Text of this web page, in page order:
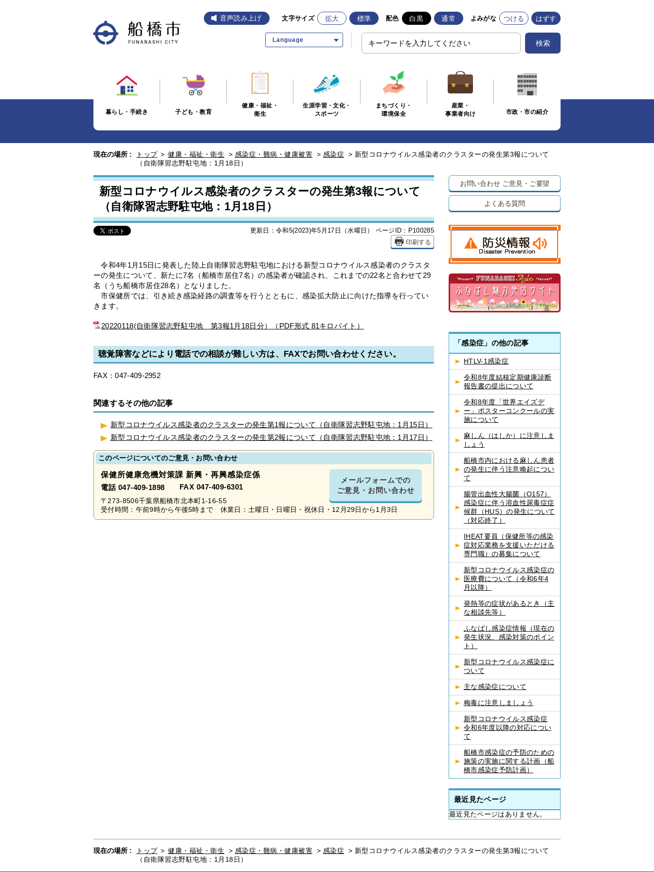
音声読み上げ 文字サイズ 拡大 標準 配色 白黒 通常 よみがな つける はずす
Language 検索
暮らし・手続き 子ども・教育
健康・福祉・
衛生
生涯学習・文化・
スポーツ
まちづくり・
環境保全
産業・
事業者向け
市政・市の紹介
現在の場所 : トップ > 健康・福祉・衛生 > 感染症・難病・健康被害 > 感染症 > 新型コロナウイルス感染者のクラスターの発生第3報について
（自衛隊習志野駐屯地：1月18日）
新型コロナウイルス感染者のクラスターの発生第3報について
（自衛隊習志野駐屯地：1月18日）
更新日：令和5(2023)年5月17日（水曜日） ページID：P100285
印刷する
令和4年1月15日に発表した陸上自衛隊習志野駐屯地における新型コロナウイルス感染者のクラスタ
ーの発生について、新たに7名（船橋市居住7名）の感染者が確認され、これまでの22名と合わせて29
名（うち船橋市居住28名）となりました。
市保健所では、引き続き感染経路の調査等を行うとともに、感染拡大防止に向けた指導を行ってい
きます。
20220118(自衛隊習志野駐屯地 第3報1月18日分）（PDF形式 81キロバイト）
聴覚障害などにより電話での相談が難しい方は、FAXでお問い合わせください。
FAX：047-409-2952
関連するその他の記事
新型コロナウイルス感染者のクラスターの発生第1報について（自衛隊習志野駐屯地：1月15日）
新型コロナウイルス感染者のクラスターの発生第2報について（自衛隊習志野駐屯地：1月17日）
このページについてのご意見・お問い合わせ
保健所健康危機対策課 新興・再興感染症係
電話 047-409-1898 FAX 047-409-6301
メールフォームでの
ご意見・お問い合わせ
〒273-8506千葉県船橋市北本町1-16-55
受付時間：午前9時から午後5時まで 休業日：土曜日・日曜日・祝休日・12月29日から1月3日
お問い合わせ ご意見・ご要望
よくある質問
「感染症」の他の記事
HTLV-1感染症
令和8年度結核定期健康診断
報告書の提出について
令和8年度「世界エイズデ
ー」ポスターコンクールの実
施について
麻しん（はしか）に注意しま
しょう
船橋市内における麻しん患者
の発生に伴う注意喚起につい
て
腸管出血性大腸菌（O157）
感染症に伴う溶血性尿毒症症
候群（HUS）の発生について
（対応終了）
IHEAT要員（保健所等の感染
症対応業務を支援いただける
専門職）の募集について
新型コロナウイルス感染症の
医療費について（令和6年4
月以降）
発熱等の症状があるとき（主
な相談先等）
ふなばし感染症情報（現在の
発生状況、感染対策のポイン
ト）
新型コロナウイルス感染症に
ついて
主な感染症について
梅毒に注意しましょう
新型コロナウイルス感染症
令和6年度以降の対応につい
て
船橋市感染症の予防のための
施策の実施に関する計画（船
橋市感染症予防計画）
最近見たページ
最近見たページはありません。
現在の場所 : トップ > 健康・福祉・衛生 > 感染症・難病・健康被害 > 感染症 > 新型コロナウイルス感染者のクラスターの発生第3報について
（自衛隊習志野駐屯地：1月18日）